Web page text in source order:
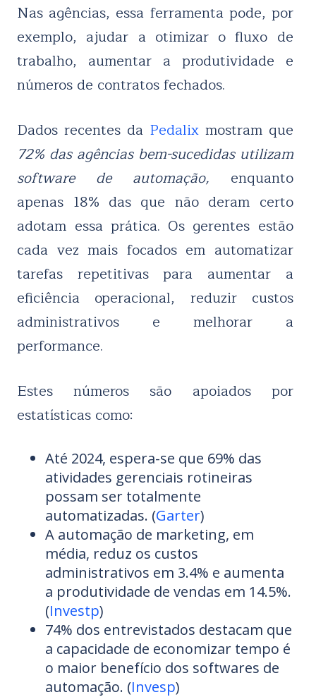
Nas agências, essa ferramenta pode, por
exemplo, ajudar a otimizar o fluxo de
trabalho, aumentar a produtividade e
números de contratos fechados.
Dados recentes da Pedalixmostram que
72% das agências bem-sucedidas utilizam
software de automação, enquanto
apenas 18% das que não deram certo
adotam essa prática. Os gerentes estão
cada vez mais focados em automatizar
tarefas repetitivas para aumentar a
eficiência operacional, reduzir custos
administrativos e melhorar a
performance.
Estes números são apoiados por
estatísticas como:
Até 2024, espera-se que 69% das
atividades gerenciais rotineiras
possam ser totalmente
automatizadas. (Garter)
A automação de marketing, em
média, reduz os custos
administrativos em 3.4% e aumenta
a produtividade de vendas em 14.5%.
(Investp)
74% dos entrevistados destacam que
a capacidade de economizar tempo é
o maior benefício dos softwares de
automação. (Invesp)